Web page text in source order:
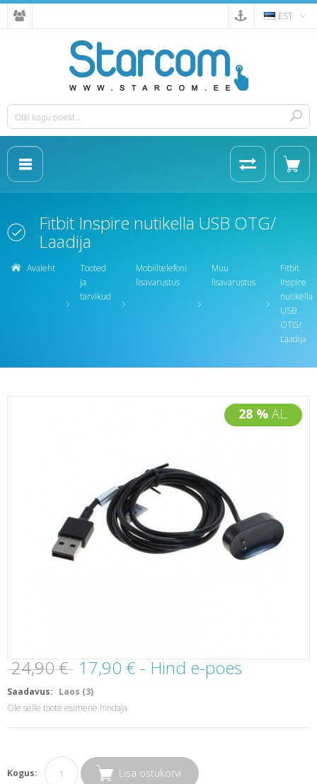
EST
Fitbit Inspire nutikella USB OTG/
Laadija
Avaleht
Tooted
ja
tarvikud
Mobiiltelefoni
lisavarustus
Muu
lisavarustus
Fitbit
Inspire
nutikella
USB
OTG/
Laadija
28 % AL.
24,90 € 17,90 € - Hind e-poes
Saadavus: Laos (3)
Ole selle toote esimene hindaja
Kogus: Lisa ostukorvi